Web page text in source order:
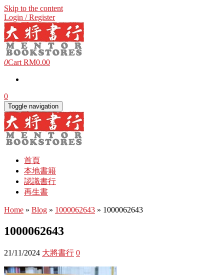
Skip to the content
Login / Register
0Cart RM0.00
0
Toggle navigation
首頁
本地書籍
認識書行
再生書
Home » Blog » 1000062643 » 1000062643
1000062643
21/11/2024 大將書行 0